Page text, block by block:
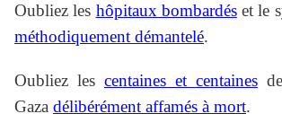
Oubliez les hôpitaux bombardéset le
méthodiquement démantelé.
Oubliez les centaines et centaines
Gaza délibérément affamés à mort.